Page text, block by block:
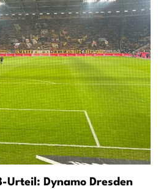
Urteil: Dynamo Dresden